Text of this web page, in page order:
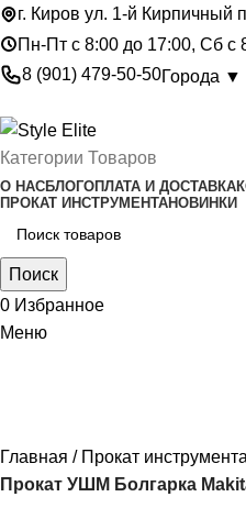
г. Киров ул. 1-й Кирпичный
Пн-Пт с 8:00 до 17:00, Сб с
8 (901) 479-50-50Города ▼
Категории Товаров
О НАСБЛОГОПЛАТА И ДОСТАВКА
ПРОКАТ ИНСТРУМЕНТАНОВИНКИ
Поиск
0 Избранное
Меню
Главная
Прокат инструмента
Прокат УШМ Болгарка